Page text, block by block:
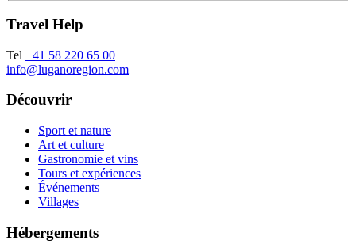
Travel Help
Tel +41 58 220 65 00
info@luganoregion.com
Découvrir
Sport et nature
Art et culture
Gastronomie et vins
Tours et expériences
Événements
Villages
Hébergements